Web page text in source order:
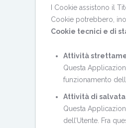
I Cookie assistono il
Cookie potrebbero,
Cookie tecnici e di
Attività
Questa
funzionamento
Attività di
Questa
dell’Utente. Fra